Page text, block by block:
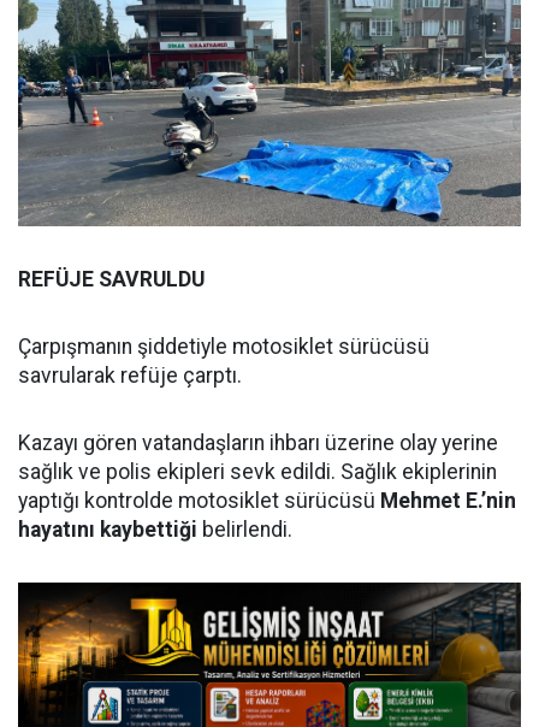
REFÜJE SAVRULDU
Çarpışmanın şiddetiyle motosiklet sürücüsü
savrularak refüje çarptı.
Kazayı gören vatandaşların ihbarı üzerine olay yerine
sağlık ve polis ekipleri sevk edildi. Sağlık ekiplerinin
yaptığı kontrolde motosiklet sürücüsü Mehmet E.’nin
hayatını kaybettiği belirlendi.